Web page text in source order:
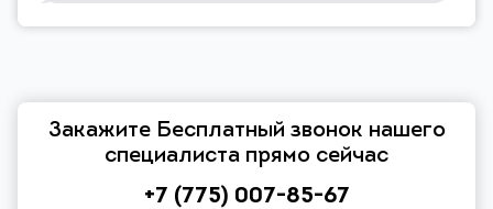
Закажите Бесплатный звонок нашего
специалиста прямо сейчас
+7 (775) 007-85-67